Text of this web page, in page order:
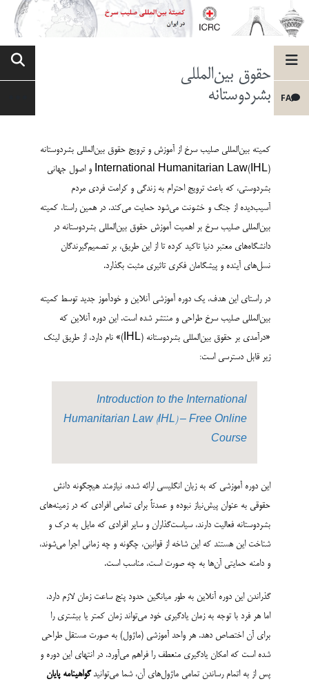
FA
حقوق بین‌المللی
بشردوستانه
کمیته بین‌المللی صلیب سرخ از آموزش و ترویج حقوق بین‌المللی بشردوستانه
International Humanitarian Law(IHL) و اصول جهانی
بشردوستی، که باعث ترویج احترام به زندگی و کرامت فردی مردم
آسیب‌دیده از جنگ و خشونت می‌شود حمایت می‌کند. در همین راستا، کمیته
بین‌المللی صلیب سرخ بر اهمیت آموزش حقوق بین‌المللی بشردوستانه در
دانشگاه‌های معتبر دنیا تاکید کرده تا از این طریق، بر تصمیم‌گیرندگان
نسل‌های آینده و پیشگامان فکری تاثیری مثبت بگذارد.
در راستای این هدف، یک دوره آموزشی آنلاین و خودآموز جدید توسط کمیته
بین‌المللی صلیب سرخ طراحی و منتشر شده است. این دوره آنلاین که
«درآمدی بر حقوق بین‌المللی بشردوستانه (IHL)» نام دارد، از طریق لینک
زیر قابل دسترسی است:
Introduction to the International
Humanitarian Law (IHL) – Free Online
Course
این دوره آموزشی که به زبان انگلیسی ارائه شده، نیازمند هیچگونه دانش
حقوقی به عنوان پیش‌نیاز نبوده و عمدتاً برای تمامی افرادی که در زمینه‌های
بشردوستانه فعالیت دارند، سیاست‌گذاران و سایر افرادی که مایل به درک و
شناخت این هستند که این شاخه از قوانین، چگونه و چه زمانی اجرا می‌شوند،
و دامنه حمایتی آن‌ها به چه صورت است، مناسب است.
گذراندن این دوره آنلاین به طور میانگین حدود پنج ساعت زمان لازم دارد،
اما هر فرد با توجه به زمان یادگیری خود می‌تواند زمان کمتر یا بیشتری را
برای آن اختصاص دهد. هر واحد آموزشی (ماژول) به صورت مستقل طراحی
شده است که امکان یادگیری منعطف را فراهم می‌آورد. در انتهای این دوره و
پس از به اتمام رساندن تمامی ماژول‌های آن، شما می‌توانیدگواهینامه پایان